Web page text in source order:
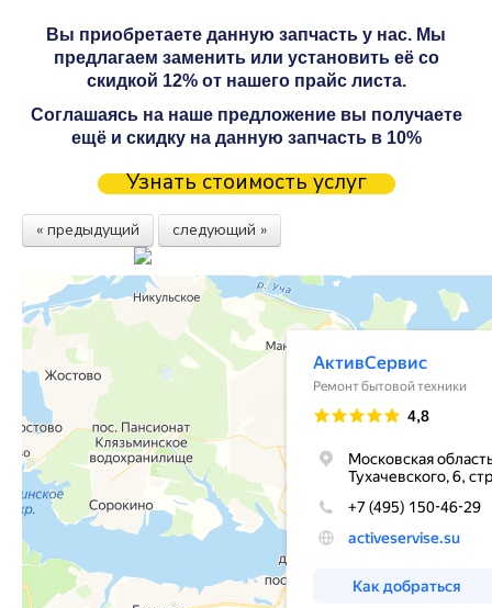
Вы приобретаете данную запчасть у нас. Мы
предлагаем заменить или установить её со
скидкой 12% от нашего прайс листа.
Соглашаясь на наше предложение вы получаете
ещё и скидку на данную запчасть в 10%
Узнать стоимость услуг
« предыдущий следующий »